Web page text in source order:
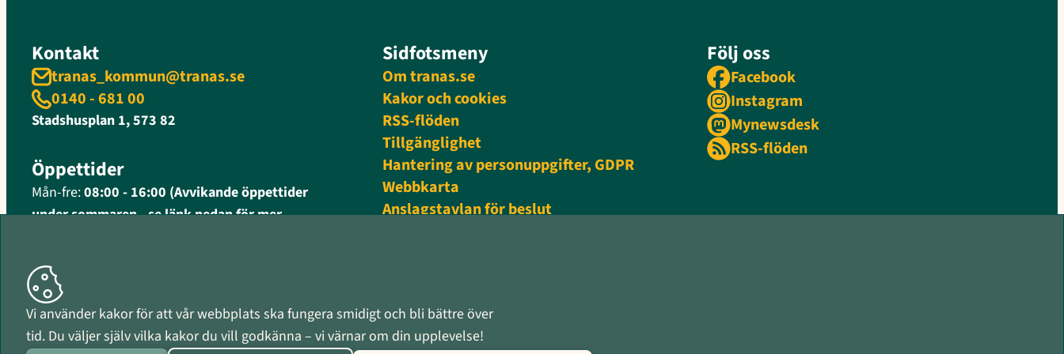
Kontakt
tranas_kommun@tranas.se
0140 - 681 00
Stadshusplan 1, 573 82
Öppettider
Mån-fre:08:00 - 16:00 (Avvikande öppettider
under sommaren - se länk nedan för mer
Organisationsnummer
212000-0597
Sidfotsmeny
Om tranas.se
Kakor och cookies
RSS-flöden
Tillgänglighet
Hantering av personuppgifter, GDPR
Webbkarta
Anslagstavlan för beslut
Följ oss
Facebook
Instagram
Mynewsdesk
RSS-flöden
Vi använder kakor för att vår webbplats ska fungera smidigt och bli bättre över
tid. Du väljer själv vilka kakor du vill godkänna – vi värnar om din upplevelse!